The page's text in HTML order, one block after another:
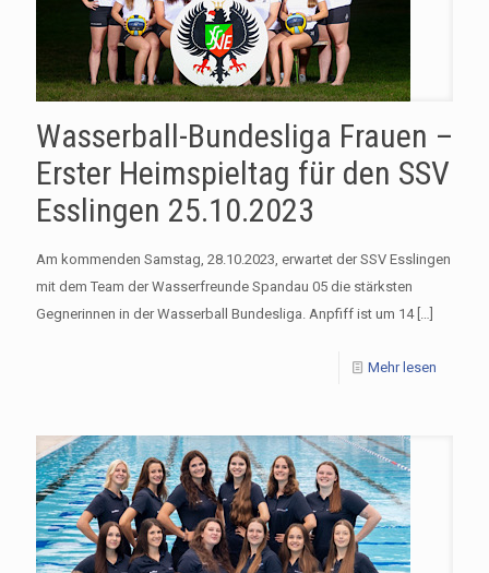
Wasserball-Bundesliga Frauen –
Erster Heimspieltag für den SSV
Esslingen 25.10.2023
Am kommenden Samstag, 28.10.2023, erwartet der SSV Esslingen
mit dem Team der Wasserfreunde Spandau 05 die stärksten
Gegnerinnen in der Wasserball Bundesliga. Anpfiff ist um 14[…]
Mehr lesen